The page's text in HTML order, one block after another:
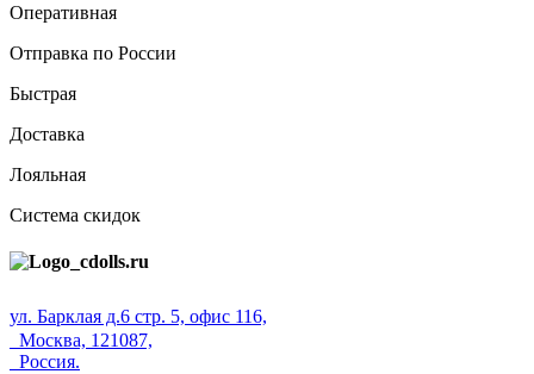
Оперативная
Отправка по России
Быстрая
Доставка
Лояльная
Система скидок
ул. Барклая д.6 стр. 5, офис 116,
Москва, 121087,
Россия.